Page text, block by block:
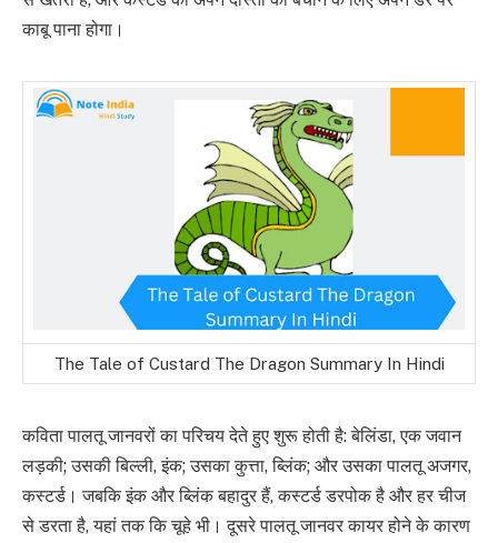
काबू पाना होगा।
The Tale of Custard The Dragon Summary In Hindi
कविता पालतू जानवरों का परिचय देते हुए शुरू होती है: बेलिंडा, एक जवान
लड़की; उसकी बिल्ली, इंक; उसका कुत्ता, ब्लिंक; और उसका पालतू अजगर,
कस्टर्ड। जबकि इंक और ब्लिंक बहादुर हैं, कस्टर्ड डरपोक है और हर चीज
से डरता है, यहां तक कि चूहे भी। दूसरे पालतू जानवर कायर होने के कारण